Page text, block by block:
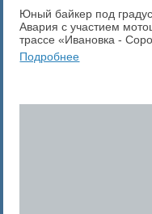
Юный байкер под
Авария с участием
трассе «Ивановка -
Подробнее